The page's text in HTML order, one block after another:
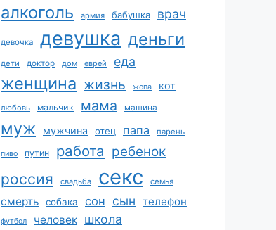
алкоголь армия бабушка врач
девочка девушка деньги
дети доктор дом еврей еда
женщина жизнь жопа кот
любовь мальчик мама машина
муж мужчина отец папа парень
пиво путин работа ребенок
россия свадьба секс семья
смерть собака сон сын телефон
футбол человек школа